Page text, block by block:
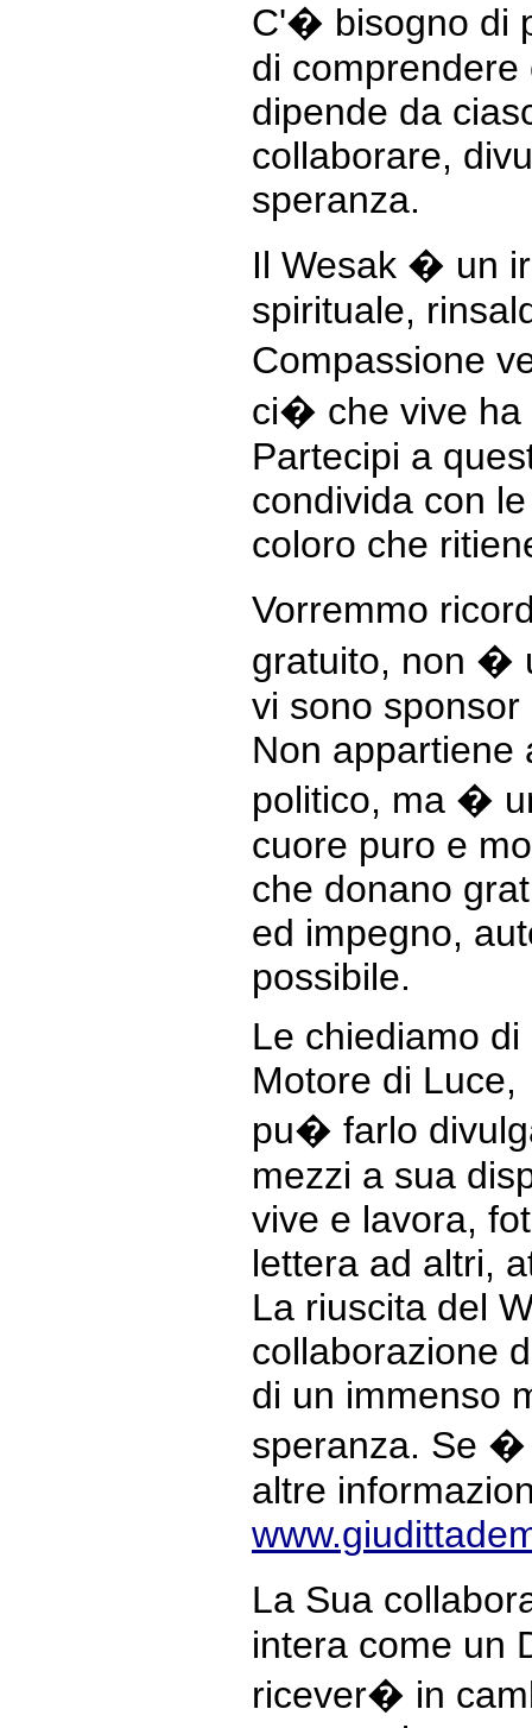
C'� bisogno di
di
dipende da
collaborare,
speranza.
Il Wesak � un
spirituale,
Compassione
ci� che vive ha
Partecipi a
condivida con
coloro che
Vorremmo
gratuito, non �
vi sono
Non appartiene
politico, ma �
cuore puro e
che donano
ed impegno,
possibile.
Le chiediamo
Motore di Luce,
pu� farlo
mezzi a sua
vive e lavora,
lettera ad altri,
La riuscita del
collaborazione
di un immenso
speranza. Se
altre
La Sua
intera come un
ricever� in